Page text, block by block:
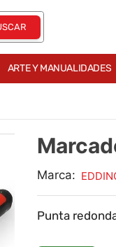
ARTE Y MANUALIDADES
Marca:
Punta